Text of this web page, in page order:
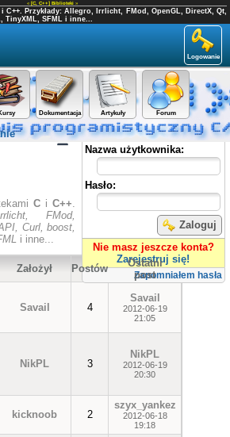
« [C, C++] Biblioteki »
C++. Przykłady: Allegro, Irrlicht, FMod, OpenGL, DirectX, Qt,
TinyXML, SFML i inne...
Logowanie
Dokumentacja Artykuły Forum
Panel użytkownika
Nazwa użytkownika:
Hasło:
Zaloguj
Nie masz jeszcze konta?
Zarejestruj się!
Zapomniałem hasła
C i C++.
FMod,
Curl, boost,
i inne...
Założył Postów
Ostatni
post
Savail 4
Savail
2012-06-19
21:05
NikPL 3
NikPL
2012-06-19
20:30
kicknoob 2
szyx_yankez
2012-06-18
19:18